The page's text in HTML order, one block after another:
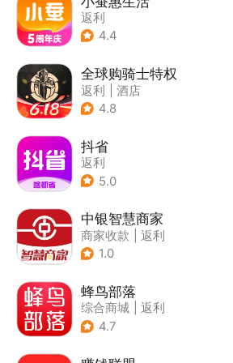
返利
4.4
全球购骑士特权
返利
酒店
4.8
抖省
返利
5.0
中银智慧商家
商家收款
返利
1.0
蜂鸟部落
综合商城
返利
4.7